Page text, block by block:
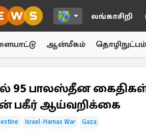
லங்காசிறி
ஆன்மீகம் தொழிநுட்பம்
95 பாலஸ்தீன கைதிகள்
பகீர் ஆய்வறிக்கை
Israel-Hamas War Gaza